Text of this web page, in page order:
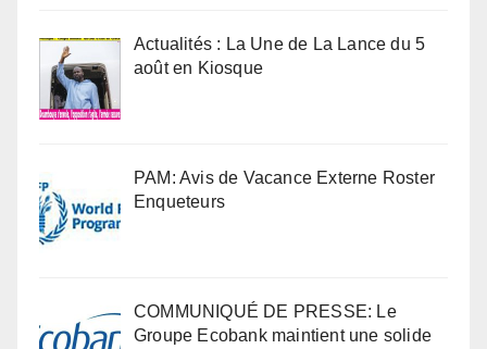
Actualités : La Une de La Lance du 5
août en Kiosque
PAM: Avis de Vacance Externe Roster
Enqueteurs
COMMUNIQUÉ DE PRESSE: Le
Groupe Ecobank maintient une solide